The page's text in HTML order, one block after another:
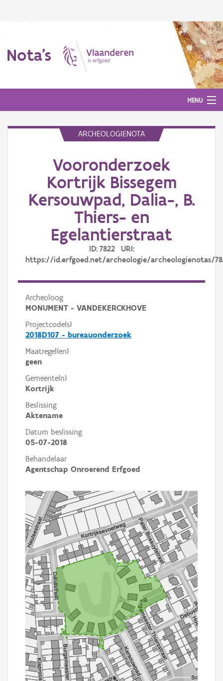
Nota's
MENU
ARCHEOLOGIENOTA
Vooronderzoek
Kortrijk Bissegem
Kersouwpad, Dalia-, B.
Thiers- en
Egelantierstraat
ID: 7822 URI:
https://id.erfgoed.net/archeologie/archeologienotas/
Archeoloog
MONUMENT - VANDEKERCKHOVE
Projectcode(s)
2018D107 - bureauonderzoek
Maatregel(en)
geen
Gemeente(n)
Kortrijk
Beslissing
Aktename
Datum beslissing
05-07-2018
Behandelaar
Agentschap Onroerend Erfgoed